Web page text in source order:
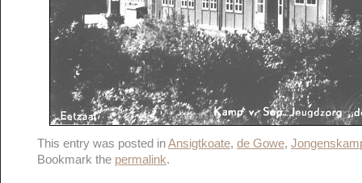
This entry was posted inAnsigtkoate, de Gowe,
Bookmark the permalink.